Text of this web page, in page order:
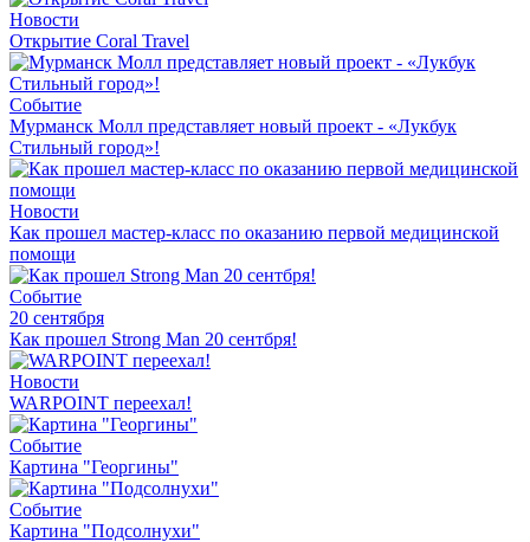
Новости
Открытие Coral Travel
Событие
Мурманск Молл представляет новый проект - «Лукбук
Стильный город»!
Новости
Как прошел мастер-класс по оказанию первой медицинской
помощи
Событие
20 сентября
Как прошел Strong Man 20 сентбря!
Новости
WARPOINT переехал!
Событие
Картина "Георгины"
Событие
Картина "Подсолнухи"